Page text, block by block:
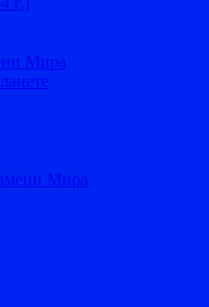
Мира
Мира